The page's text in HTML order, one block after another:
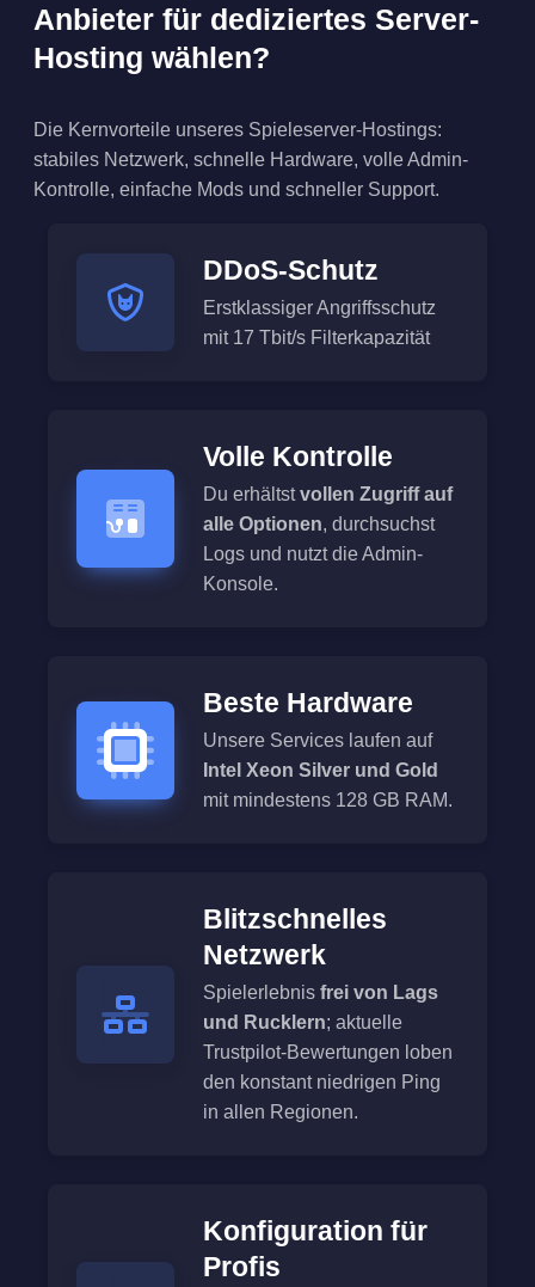
Anbieter für dediziertes Server-
Hosting wählen?
Die Kernvorteile unseres Spieleserver-Hostings:
stabiles Netzwerk, schnelle Hardware, volle Admin-
Kontrolle, einfache Mods und schneller Support.
DDoS-Schutz
Erstklassiger Angriffsschutz
mit 17 Tbit/s Filterkapazität
Volle Kontrolle
Du erhältstvollen Zugriff auf
alle Optionen, durchsuchst
Logs und nutzt die Admin-
Konsole.
Beste Hardware
Unsere Services laufen auf
Intel Xeon Silver und Gold
mit mindestens 128 GB RAM.
Blitzschnelles
Netzwerk
Spielerlebnis frei von Lags
und Rucklern; aktuelle
Trustpilot-Bewertungen loben
den konstant niedrigen Ping
in allen Regionen.
Konfiguration für
Profis